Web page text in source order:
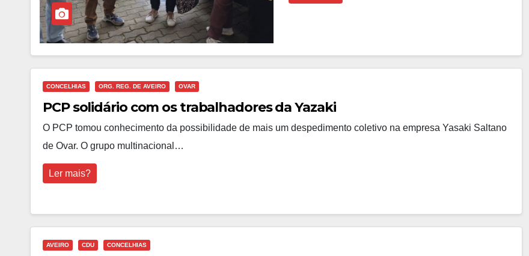
CONCELHIAS ORG. REG. DE AVEIRO OVAR
PCP solidário com os trabalhadores da Yazaki
O PCP tomou conhecimento da possibilidade de mais um despedimento coletivo na empresa Yasaki Saltano
de Ovar. O grupo multinacional…
Ler mais?
AVEIRO CDU CONCELHIAS